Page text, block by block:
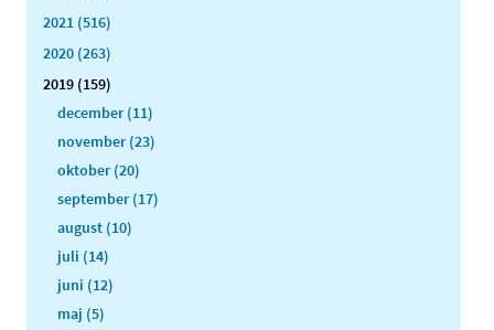
2021 (516)
2020 (263)
2019 (159)
december (11)
november (23)
oktober (20)
september (17)
august (10)
juli (14)
juni (12)
maj (5)